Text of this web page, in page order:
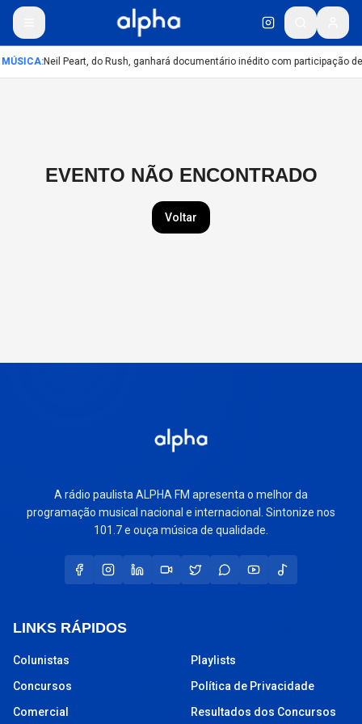
MÚSICA:Neil Peart, do Rush, ganhará documentário inédito com participação
EVENTO NÃO ENCONTRADO
Voltar
A rádio paulista ALPHA FM apresenta o melhor da
programação musical nacional e internacional. Sintonize nos
101.7 e ouça música de qualidade.
LINKS RÁPIDOS
Colunistas
Concursos
Comercial
Playlists
Política de Privacidade
Resultados dos Concursos